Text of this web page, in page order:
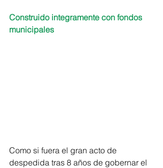
Construido integramente con fondos
municipales
Como si fuera el gran acto de
despedida tras 8 años de gobernar el